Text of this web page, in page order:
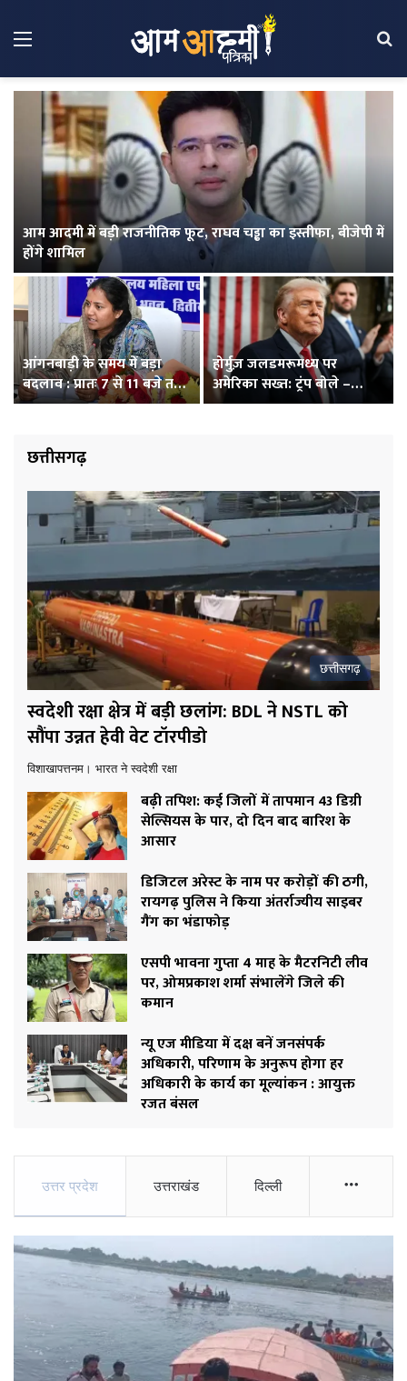
Menu
आम आदमी में बड़ी राजनीतिक फूट, राघव चड्ढा का इस्तीफा, बीजेपी में
होंगे शामिल
आंगनबाड़ी के समय में बड़ा
बदलाव : प्रातः 7 से 11 बजे तक
होंगे संचालित
होर्मुज़ जलडमरूमध्य पर
अमेरिका सख्त: ट्रंप बोले –
समझौते तक नहीं खुलेगा रास्ता
छत्तीसगढ़
छत्तीसगढ़
स्वदेशी रक्षा क्षेत्र में बड़ी छलांग: BDL ने NSTL को
सौंपा उन्नत हेवी वेट टॉरपीडो
विशाखापत्तनम। भारत ने स्वदेशी रक्षा
बढ़ी तपिश: कई जिलों में तापमान 43 डिग्री
सेल्सियस के पार, दो दिन बाद बारिश के
आसार
डिजिटल अरेस्ट के नाम पर करोड़ों की ठगी,
रायगढ़ पुलिस ने किया अंतर्राज्यीय साइबर
गैंग का भंडाफोड़
एसपी भावना गुप्ता 4 माह के मैटरनिटी लीव
पर, ओमप्रकाश शर्मा संभालेंगे जिले की
कमान
न्यू एज मीडिया में दक्ष बनें जनसंपर्क
अधिकारी, परिणाम के अनुरूप होगा हर
अधिकारी के कार्य का मूल्यांकन : आयुक्त
रजत बंसल
उत्तर प्रदेश उत्तराखंड दिल्ली More